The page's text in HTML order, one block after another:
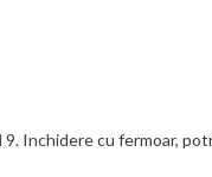
9. Inchidere cu fermoar,